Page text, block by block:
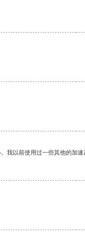
以前使用过一些其他的加